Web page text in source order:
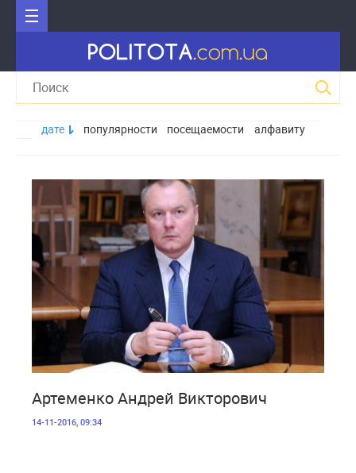
дате популярности посещаемости алфавиту
Артеменко Андрей Викторович
14-11-2016, 09:34